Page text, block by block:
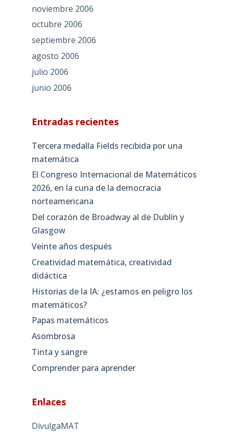
noviembre 2006
octubre 2006
septiembre 2006
agosto 2006
julio 2006
junio 2006
Entradas recientes
Tercera medalla Fields recibida por una
matemática
El Congreso Internacional de Matemáticos
2026, en la cuna de la democracia
norteamericana
Del corazón de Broadway al de Dublín y
Glasgow
Veinte años después
Creatividad matemática, creatividad
didáctica
Historias de la IA: ¿estamos en peligro los
matemáticos?
Papas matemáticos
Asombrosa
Tinta y sangre
Comprender para aprender
Enlaces
DivulgaMAT